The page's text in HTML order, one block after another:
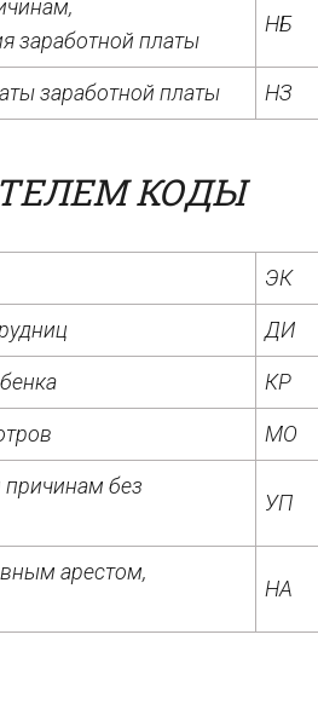
заработной платы
НБ
заработной платы НЗ
КОДЫ
ЭК
ДИ
КР
МО
причинам без
УП
арестом,
НА